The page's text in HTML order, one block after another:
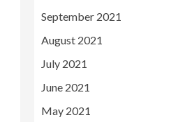
September 2021
August 2021
July 2021
June 2021
May 2021